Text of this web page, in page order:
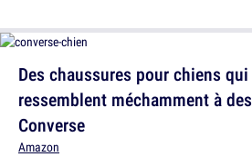
Des chaussures pour chiens qui
ressemblent méchamment à des
Converse
Amazon